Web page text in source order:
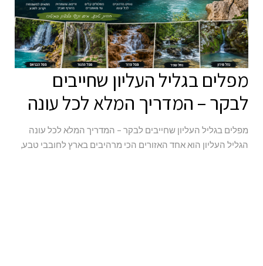
מפלים בגליל העליון שחייבים
לבקר – המדריך המלא לכל עונה
מפלים בגליל העליון שחייבים לבקר – המדריך המלא לכל עונה
הגליל העליון הוא אחד האזורים הכי מרהיבים בארץ לחובבי טבע,